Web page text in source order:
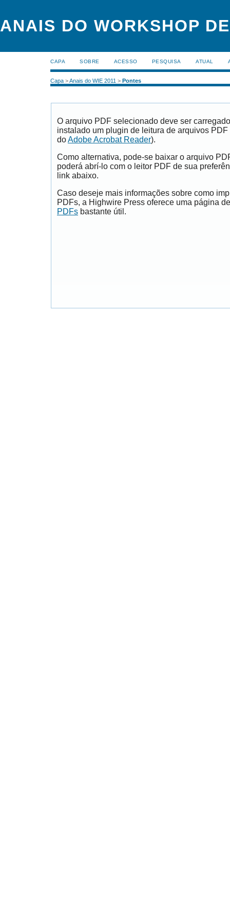
ANAIS DO WORKSHOP
CAPA SOBRE ACESSO PESQUISA ATUAL
Capa >Anais do WIE 2011 > Pontes
O arquivo PDF selecionado deve ser
instalado um plugin de leitura de arquivos
doAdobe Acrobat Reader).
Como alternativa, pode-se baixar o arquivo
poderá abrí-lo com o leitor PDF de sua
link abaixo.
Caso deseje mais informações sobre como
PDFs, a Highwire Press oferece uma página
PDFs bastante útil.